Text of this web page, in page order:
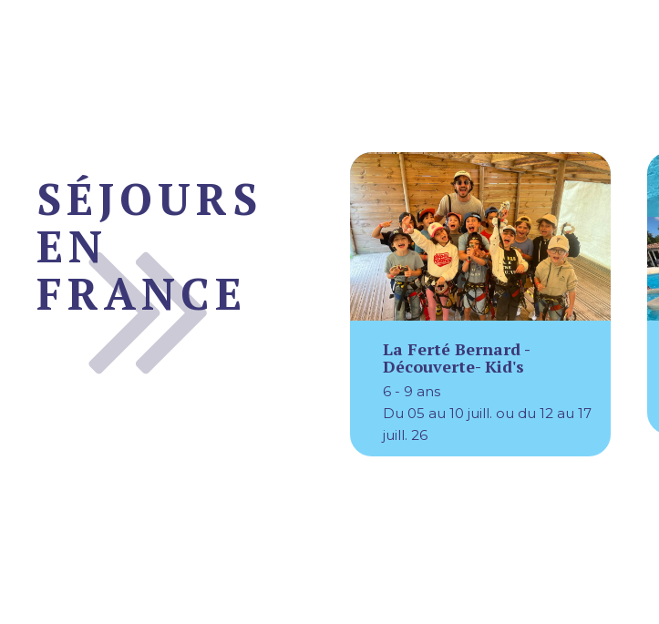
SÉJOURS
EN
FRANCE
La Ferté Bernard -
Découverte- Kid's
6 - 9 ans
Du 05 au 10 juill. ou du 12 au 17
juill. 26